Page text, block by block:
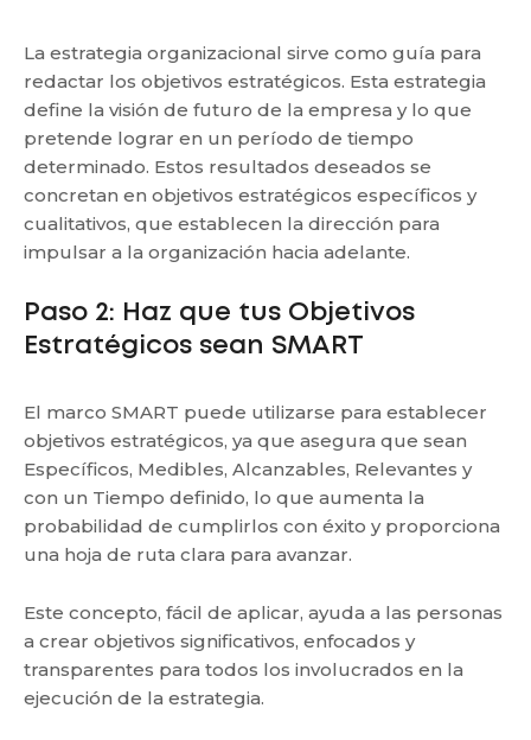
La estrategia organizacional sirve como guía para
redactar los objetivos estratégicos. Esta estrategia
define la visión de futuro de la empresa y lo que
pretende lograr en un período de tiempo
determinado. Estos resultados deseados se
concretan en objetivos estratégicos específicos y
cualitativos, que establecen la dirección para
impulsar a la organización hacia adelante.
Paso 2: Haz que tus Objetivos
Estratégicos sean SMART
El marco SMART puede utilizarse para establecer
objetivos estratégicos, ya que asegura que sean
Específicos, Medibles, Alcanzables, Relevantes y
con un Tiempo definido, lo que aumenta la
probabilidad de cumplirlos con éxito y proporciona
una hoja de ruta clara para avanzar.
Este concepto, fácil de aplicar, ayuda a las personas
a crear objetivos significativos, enfocados y
transparentes para todos los involucrados en la
ejecución de la estrategia.